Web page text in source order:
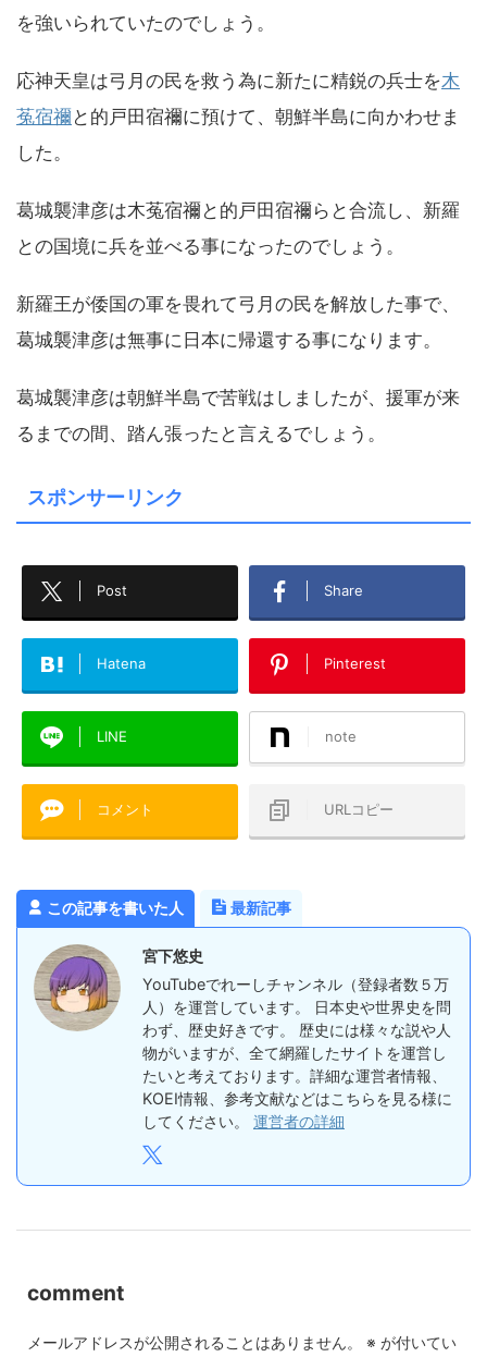
を強いられていたのでしょう。
応神天皇は弓月の民を救う為に新たに精鋭の兵士を木
菟宿禰 と的戸田宿禰に預けて、朝鮮半島に向かわせま
した。
葛城襲津彦は木菟宿禰と的戸田宿禰らと合流し、新羅
との国境に兵を並べる事になったのでしょう。
新羅王が倭国の軍を畏れて弓月の民を解放した事で、
葛城襲津彦は無事に日本に帰還する事になります。
葛城襲津彦は朝鮮半島で苦戦はしましたが、援軍が来
るまでの間、踏ん張ったと言えるでしょう。
スポンサーリンク
Post Share
Hatena Pinterest
LINE note
コメント URLコピー
この記事を書いた人 最新記事
宮下悠史
YouTubeでれーしチャンネル（登録者数５万
人）を運営しています。 日本史や世界史を問
わず、歴史好きです。 歴史には様々な説や人
物がいますが、全て網羅したサイトを運営し
たいと考えております。詳細な運営者情報、
KOEI情報、参考文献などはこちらを見る様に
してください。 運営者の詳細
comment
メールアドレスが公開されることはありません。 ※ が付いてい